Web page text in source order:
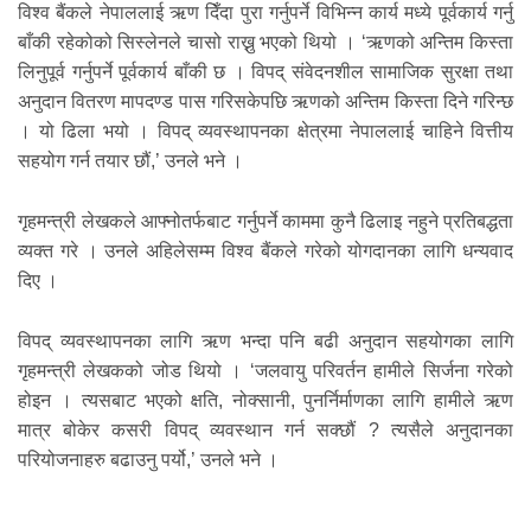
विश्व बैंकले नेपाललाई ऋण दिँदा पुरा गर्नुपर्ने विभिन्न कार्य मध्ये पूर्वकार्य गर्नु
बाँकी रहेकोको सिस्लेनले चासो राख्नु भएको थियो । ‘ऋणको अन्तिम किस्ता
लिनुपूर्व गर्नुपर्ने पूर्वकार्य बाँकी छ । विपद् संवेदनशील सामाजिक सुरक्षा तथा
अनुदान वितरण मापदण्ड पास गरिसकेपछि ऋणको अन्तिम किस्ता दिने गरिन्छ
। यो ढिला भयो । विपद् व्यवस्थापनका क्षेत्रमा नेपाललाई चाहिने वित्तीय
सहयोग गर्न तयार छौं,’ उनले भने ।
गृहमन्त्री लेखकले आफ्नोतर्फबाट गर्नुपर्ने काममा कुनै ढिलाइ नहुने प्रतिबद्धता
व्यक्त गरे । उनले अहिलेसम्म विश्व बैंकले गरेको योगदानका लागि धन्यवाद
दिए ।
विपद् व्यवस्थापनका लागि ऋण भन्दा पनि बढी अनुदान सहयोगका लागि
गृहमन्त्री लेखकको जोड थियो । ‘जलवायु परिवर्तन हामीले सिर्जना गरेको
होइन । त्यसबाट भएको क्षति, नोक्सानी, पुनर्निर्माणका लागि हामीले ऋण
मात्र बोकेर कसरी विपद् व्यवस्थान गर्न सक्छौं ? त्यसैले अनुदानका
परियोजनाहरु बढाउनु पर्यो,’ उनले भने ।